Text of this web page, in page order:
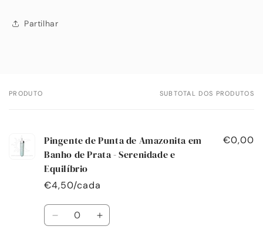
Partilhar
O
PRODUTO SUBTOTAL DOS PRODUTOS
Pingente de Punta de Amazonita em
Banho de Prata - Serenidade e
Equilíbrio
€4,50/cada
€0,00
Quantidade
Diminuir
Aumentar